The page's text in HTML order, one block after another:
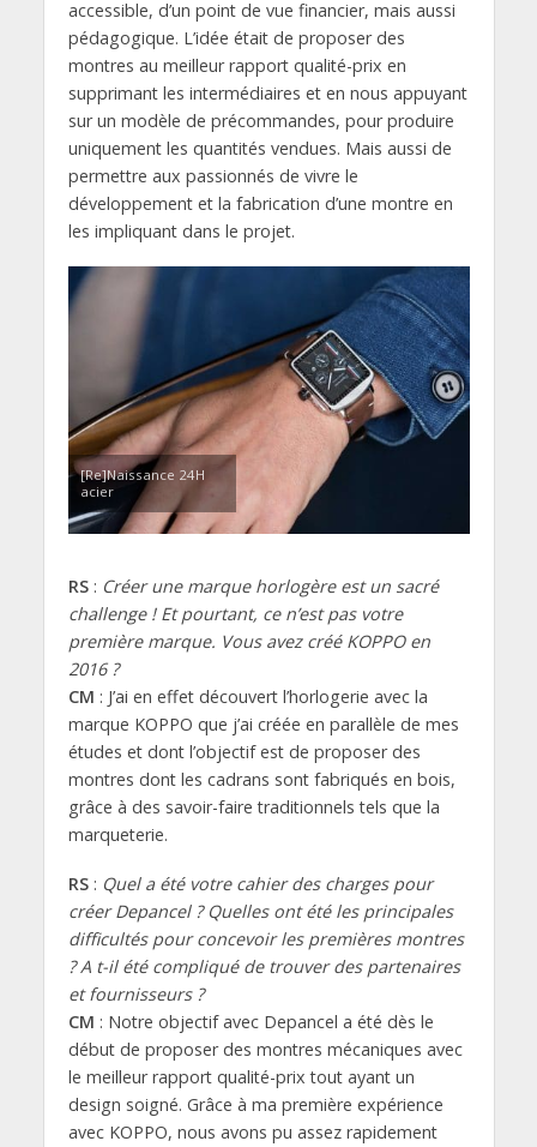
accessible, d’un point de vue financier, mais aussi
pédagogique. L’idée était de proposer des
montres au meilleur rapport qualité-prix en
supprimant les intermédiaires et en nous appuyant
sur un modèle de précommandes, pour produire
uniquement les quantités vendues. Mais aussi de
permettre aux passionnés de vivre le
développement et la fabrication d’une montre en
les impliquant dans le projet.
[Re]Naissance 24H
acier
RS: Créer une marque horlogère est un sacré
challenge ! Et pourtant, ce n’est pas votre
première marque. Vous avez créé KOPPO en
2016 ?
CM : J’ai en effet découvert l’horlogerie avec la
marque KOPPO que j’ai créée en parallèle de mes
études et dont l’objectif est de proposer des
montres dont les cadrans sont fabriqués en bois,
grâce à des savoir-faire traditionnels tels que la
marqueterie.
RS: Quel a été votre cahier des charges pour
créer Depancel ? Quelles ont été les principales
difficultés pour concevoir les premières montres
? A t-il été compliqué de trouver des partenaires
et fournisseurs ?
CM : Notre objectif avec Depancel a été dès le
début de proposer des montres mécaniques avec
le meilleur rapport qualité-prix tout ayant un
design soigné. Grâce à ma première expérience
avec KOPPO, nous avons pu assez rapidement